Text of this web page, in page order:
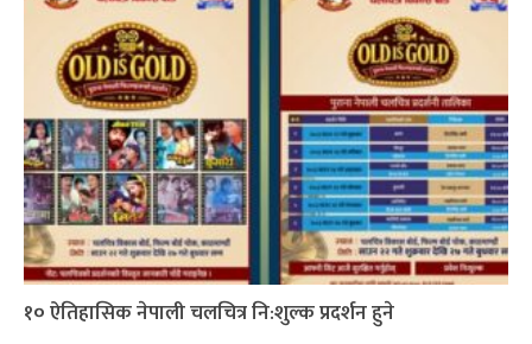
१० ऐतिहासिक नेपाली चलचित्र नि:शुल्क प्रदर्शन हुने